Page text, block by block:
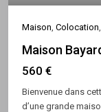
Maison, Colocation,
Maison
560 €
Bienvenue dans
d’une grande